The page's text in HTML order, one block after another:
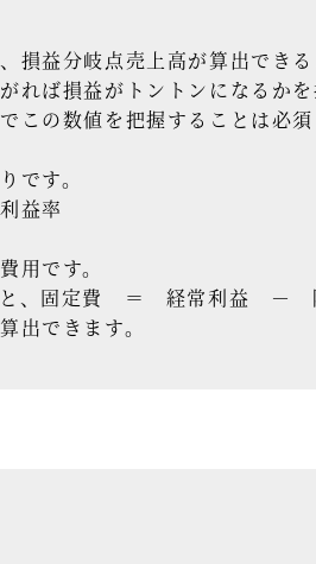
益分岐点売上高が算出できる
れば損益がトントンになるか
の数値を把握することは必須
です。
益率
用です。
と、固定費 ＝ 経常利益 －
できます。